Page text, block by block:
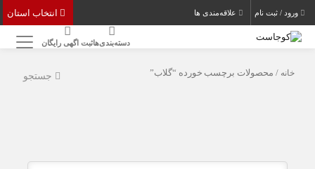
ورود / ثبت نام علاقه‌مندی ها
دسته‌بندی‌هاثبت اگهی رایگان
جستجو خانه / محصولات برچسب خورده “گلاب”